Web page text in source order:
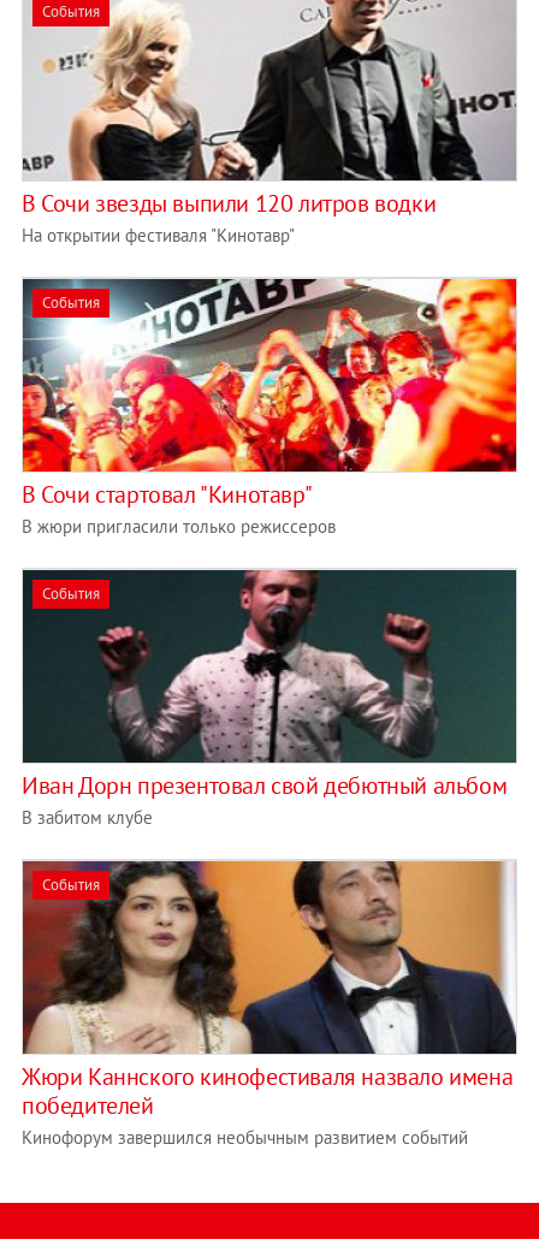
События
В Сочи звезды выпили 120 литров водки
На открытии фестиваля "Кинотавр"
События
В Сочи стартовал "Кинотавр"
В жюри пригласили только режиссеров
События
Иван Дорн презентовал свой дебютный альбом
В забитом клубе
События
Жюри Каннского кинофестиваля назвало имена
победителей
Кинофорум завершился необычным развитием событий